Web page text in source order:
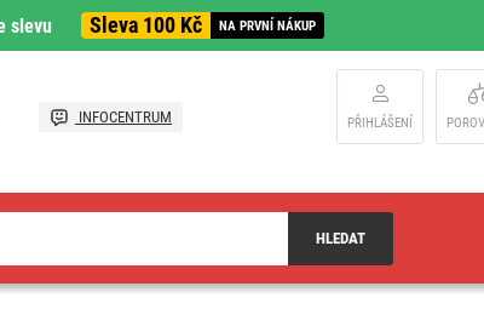
slevu Sleva 100 Kč NA PRVNÍ NÁKUP
INFOCENTRUM PŘIHLÁŠENÍ
HLEDAT